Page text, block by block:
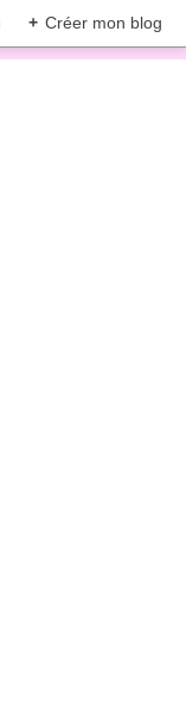
+ Créer mon blog